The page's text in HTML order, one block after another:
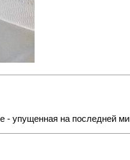
упущенная на последней